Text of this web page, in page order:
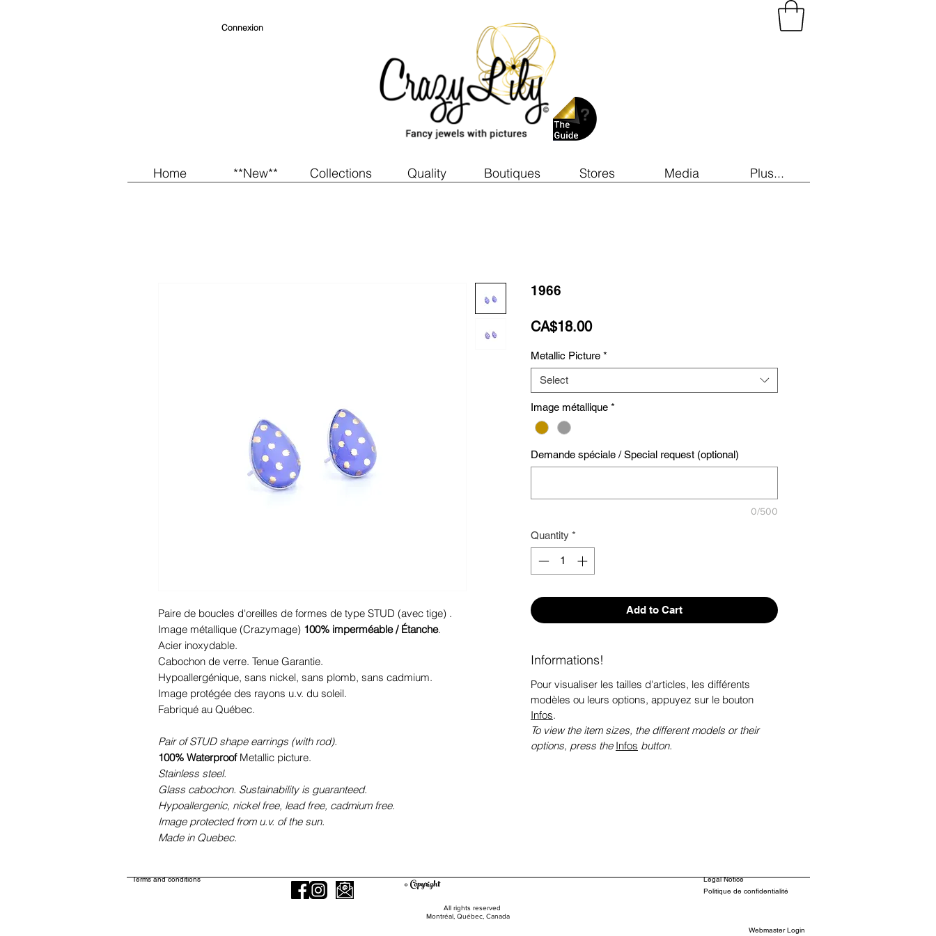
Home **New** Collections Quality Boutiques Stores Media Plus...
Connexion
Paire de boucles d'oreilles de formes de type STUD (avec tige) .
Image métallique (Crazymage) 100% imperméable / Étanche.
Acier inoxydable.
Cabochon de verre. Tenue Garantie.
Hypoallergénique, sans nickel, sans plomb, sans cadmium.
Image protégée des rayons u.v. du soleil.
Fabriqué au Québec.
Pair of STUD shape earrings (with rod).
100% WaterproofMetallic picture.
Stainless steel.
Glass cabochon. Sustainability is guaranteed.
Hypoallergenic, nickel free, lead free, cadmium free.
Image protected from u.v. of the sun.
Made in Quebec.
1966
CA$18.00Price
Metallic Picture *
Select
Image métallique *
Demande spéciale / Special request (optional)
0/500
Quantity *
Add to Cart
Informations!
Pour visualiser les tailles d'articles, les différents
modèles ou leurs options, appuyez sur le bouton
Infos.
To view the item sizes, the different models or their
options, press the Infos button.
Legal Notice
Terms and conditions © Copyright
All rights reserved
Politique de confidentialité
Montréal, Québec, Canada
Webmaster Login